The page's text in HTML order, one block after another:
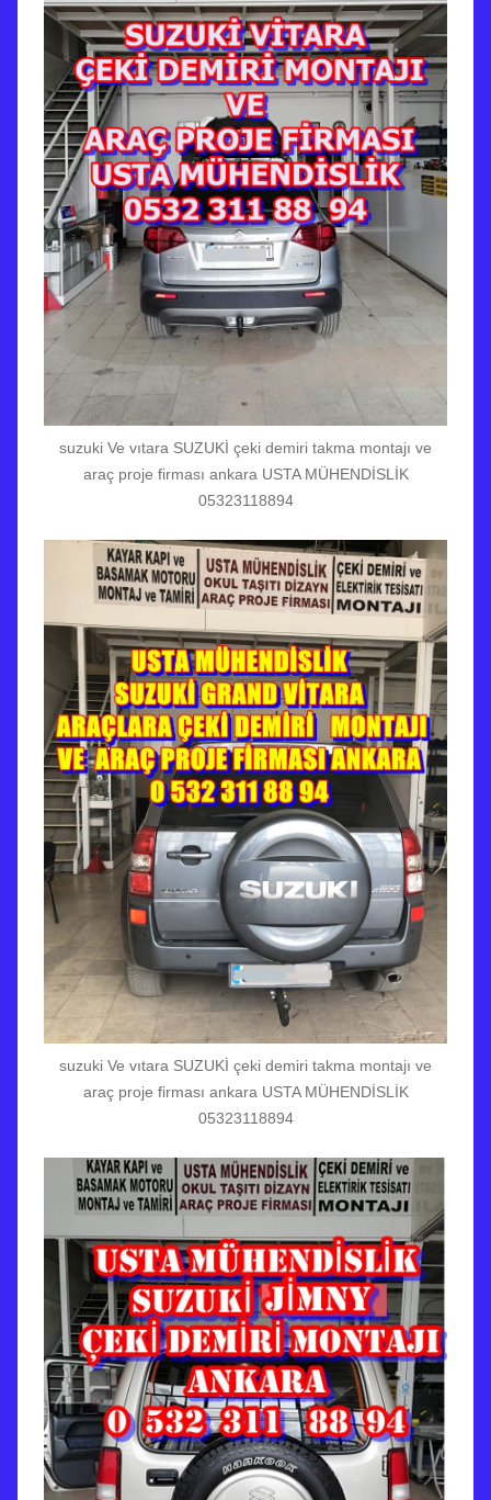
suzuki Ve vıtara SUZUKİ çeki demiri takma montajı ve
araç proje firması ankara USTA MÜHENDİSLİK
05323118894
suzuki Ve vıtara SUZUKİ çeki demiri takma montajı ve
araç proje firması ankara USTA MÜHENDİSLİK
05323118894